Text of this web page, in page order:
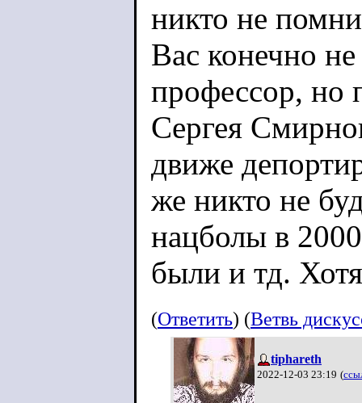
никто не
Вас конечно
профессор, но
Сергея
движе
же никто не
нацболы в
были и тд.
перекрасился
паспорт
(Ответить) (Ветвь
tiphareth
2022-12-03 23:19 (